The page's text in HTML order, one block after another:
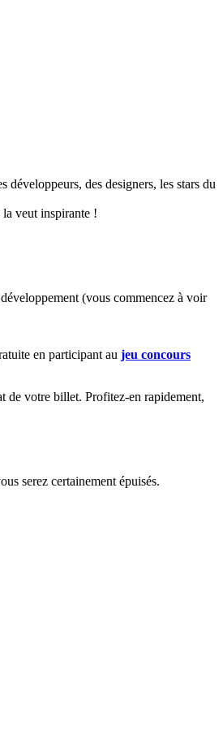
développeurs, des designers, les stars du
la veut inspirante !
(vous commencez à voir
en participant au jeu concours
de votre billet. Profitez-en rapidement,
serez certainement épuisés.